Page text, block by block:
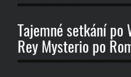
Tajemné setkání po
Rey Mysterio po